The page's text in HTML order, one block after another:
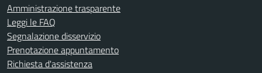
Amministrazione trasparente
Leggi le FAQ
Segnalazione disservizio
Prenotazione appuntamento
Richiesta d'assistenza